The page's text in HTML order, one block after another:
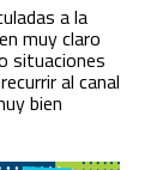
a la
muy claro
situaciones
al canal
bien